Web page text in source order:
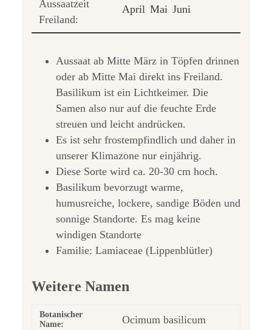
Aussaatzeit
Freiland:
April Mai Juni
Aussaat ab Mitte März in Töpfen drinnen
oder ab Mitte Mai direkt ins Freiland.
Basilikum ist ein Lichtkeimer. Die
Samen also nur auf die feuchte Erde
streuen und leicht andrücken.
Es ist sehr frostempfindlich und daher in
unserer Klimazone nur einjährig.
Diese Sorte wird ca. 20-30 cm hoch.
Basilikum bevorzugt warme,
humusreiche, lockere, sandige Böden und
sonnige Standorte. Es mag keine
windigen Standorte
Familie: Lamiaceae (Lippenblütler)
Weitere Namen
Botanischer
Name:
Ocimum basilicum